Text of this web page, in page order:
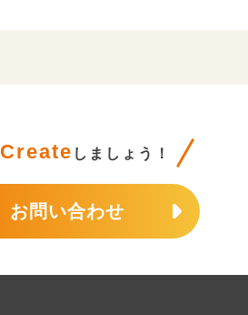
Create しましょう！
お問い合わせ